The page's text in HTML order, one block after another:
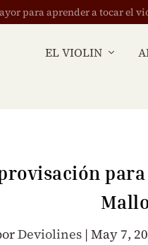
para aprender a tocar el
EL VIOLIN
Deviolines |May 7,